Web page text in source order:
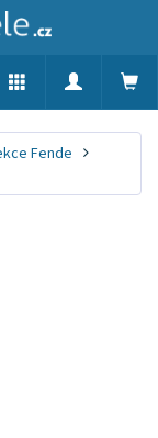
Fende